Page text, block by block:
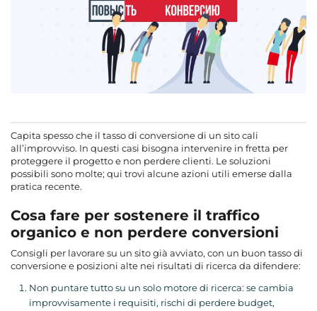
Capita spesso che il tasso di conversione di un sito cali
all’improvviso. In questi casi bisogna intervenire in fretta per
proteggere il progetto e non perdere clienti. Le soluzioni
possibili sono molte; qui trovi alcune azioni utili emerse dalla
pratica recente.
Cosa fare per sostenere il traffico
organico e non perdere conversioni
Consigli per lavorare su un sito già avviato, con un buon tasso di
conversione e posizioni alte nei risultati di ricerca da difendere:
Non puntare tutto su un solo motore di ricerca: se cambia
improvvisamente i requisiti, rischi di perdere budget,